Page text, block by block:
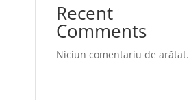
Recent
Comments
Niciun comentariu de arătat.